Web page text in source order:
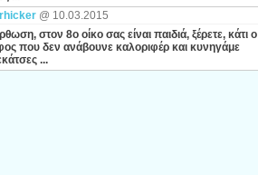
@ 10.03.2015
στον 8ο οίκο σας είναι παιδιά, ξέρετε, κάτι ο
που δεν ανάβουνε καλοριφέρ και κυνηγάμε
...